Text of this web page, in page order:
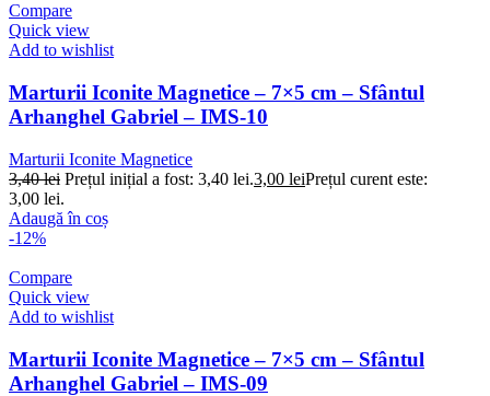
Compare
Quick view
Add to wishlist
Marturii Iconite Magnetice – 7×5 cm – Sfântul
Arhanghel Gabriel – IMS-10
Marturii Iconite Magnetice
3,40lei Prețul inițial a fost: 3,40 lei.3,00 leiPrețul curent este:
3,00 lei.
Adaugă în coș
-12%
Compare
Quick view
Add to wishlist
Marturii Iconite Magnetice – 7×5 cm – Sfântul
Arhanghel Gabriel – IMS-09